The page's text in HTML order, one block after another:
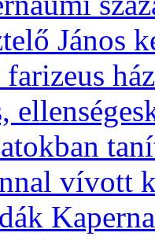
János
vívott